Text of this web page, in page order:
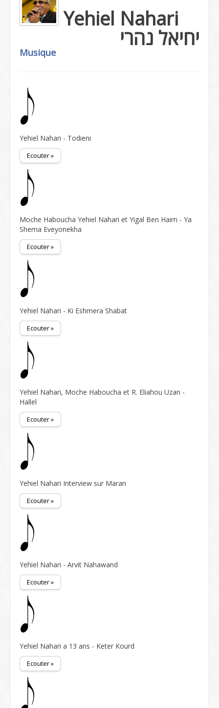
Yehiel Nahari
יחיאל נהרי
Musique
Yehiel Nahari - Todieni
Ecouter »
Moche Haboucha Yehiel Nahari et Yigal Ben Haim - Ya
Shema Eveyonekha
Ecouter »
Yehiel Nahari - Ki Eshmera Shabat
Ecouter »
Yehiel Nahari, Moche Haboucha et R. Eliahou Uzan -
Hallel
Ecouter »
Yehiel Nahari Interview sur Maran
Ecouter »
Yehiel Nahari - Arvit Nahawand
Ecouter »
Yehiel Nahari a 13 ans - Keter Kourd
Ecouter »